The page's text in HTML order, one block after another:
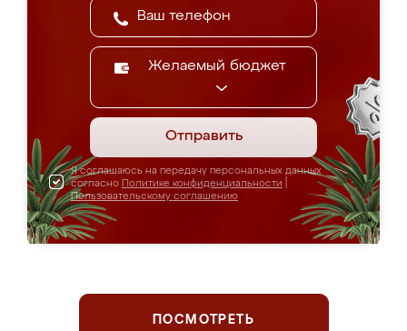
Желаемый бюджет
Отправить
Я соглашаюсь на передачу персональных данных
согласно Политике конфиденциальности
Пользовательскому соглашению
ПОСМОТРЕТЬ